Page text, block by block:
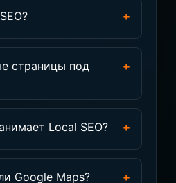
+
страницы под
+
Local SEO? +
Google Maps? +